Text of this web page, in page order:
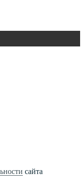
сайта